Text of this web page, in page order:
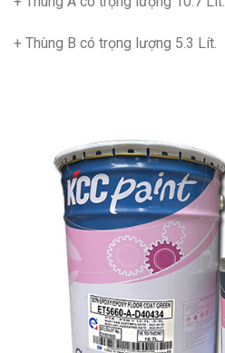
+ Thùng B có trọng lượng 5.3 Lít.